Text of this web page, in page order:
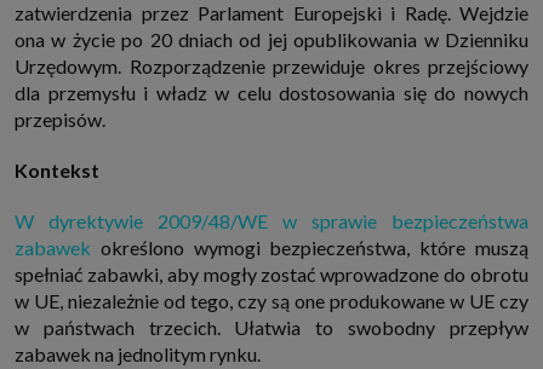
zatwierdzenia przez Parlament Europejski i Radę. Wejdzie
ona w życie po 20 dniach od jej opublikowania w Dzienniku
Urzędowym. Rozporządzenie przewiduje okres przejściowy
dla przemysłu i władz w celu dostosowania się do nowych
przepisów.
Kontekst
W dyrektywie 2009/48/WE w sprawie bezpieczeństwa
zabawek określono wymogi bezpieczeństwa, które muszą
spełniać zabawki, aby mogły zostać wprowadzone do obrotu
w UE, niezależnie od tego, czy są one produkowane w UE czy
w państwach trzecich. Ułatwia to swobodny przepływ
zabawek na jednolitym rynku.